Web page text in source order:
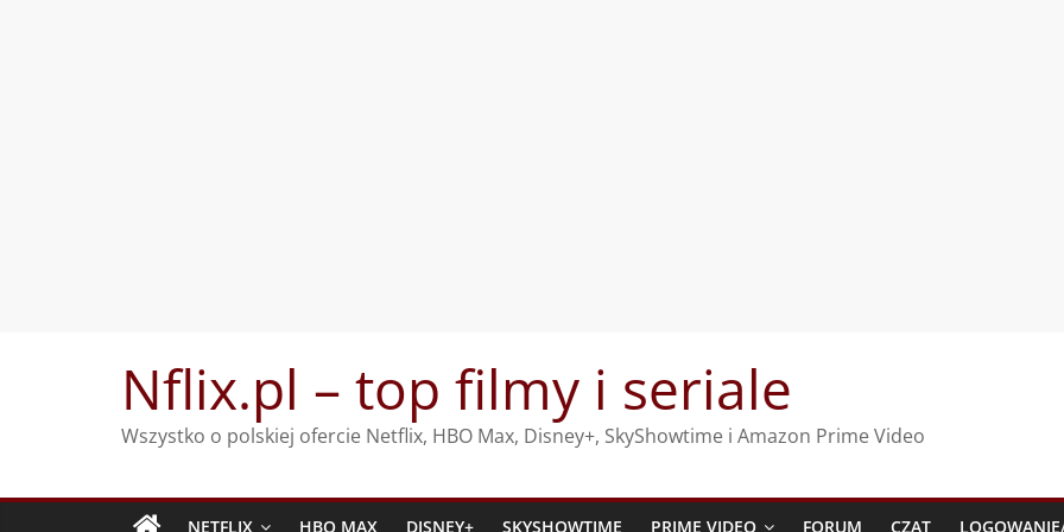
Nflix.pl – top filmy i seriale
Wszystko o polskiej ofercie Netflix, HBO Max, Disney+, SkyShowtime i Amazon Prime Video
NETFLIX HBO MAX DISNEY+ SKYSHOWTIME PRIME VIDEO FORUM CZAT